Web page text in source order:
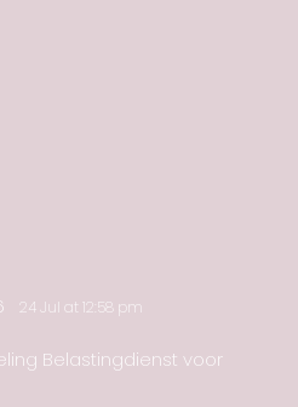
24 Jul at 12:58 pm
Belastingdienst voor